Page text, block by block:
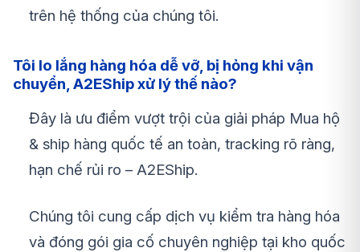
trên hệ thống của chúng tôi.
Tôi lo lắng hàng hóa dễ vỡ, bị hỏng khi vận
chuyển, A2EShip xử lý thế nào?
Đây là ưu điểm vượt trội của giải pháp Mua hộ
& ship hàng quốc tế an toàn, tracking rõ ràng,
hạn chế rủi ro – A2EShip.
Chúng tôi cung cấp dịch vụ kiểm tra hàng hóa
và đóng gói gia cố chuyên nghiệp tại kho quốc